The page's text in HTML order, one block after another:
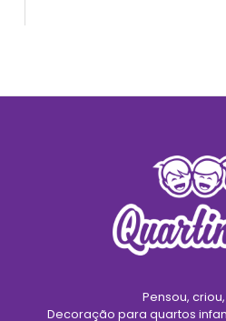
Pensou,
Decoração para quartos